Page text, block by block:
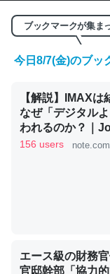
くらい。小説でい
ど、短期記憶とい
かりやすく強くな
─GPTの仕組みと限
昆虫ってカルシ
コオロギのカル
ブックマークが集ま
今日8/7(金)のブッ
【解説】IMAXは
なぜ「デジタル
われるのか？｜
156 users
エース級の財務
官邸幹部「協力